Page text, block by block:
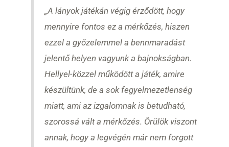
„A lányok játékán végig érződött, hogy
mennyire fontos ez a mérkőzés, hiszen
ezzel a győzelemmel a bennmaradást
jelentő helyen vagyunk a bajnokságban.
Hellyel-közzel működött a játék, amire
készültünk, de a sok fegyelmezetlenség
miatt, ami az izgalomnak is betudható,
szorossá vált a mérkőzés. Örülök viszont
annak, hogy a legvégén már nem forgott